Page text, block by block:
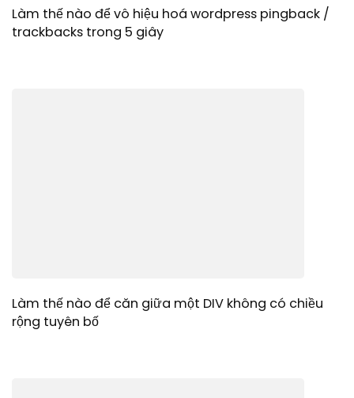
Làm thế nào để vô hiệu hoá wordpress pingback /
trackbacks trong 5 giây
Làm thế nào để căn giữa một DIV không có chiều
rộng tuyên bố